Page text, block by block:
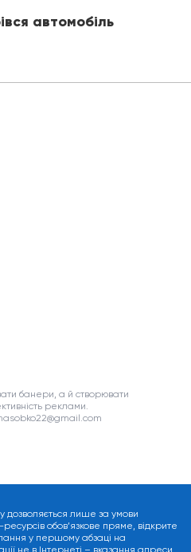
автомобіль
банери, а й створювати
реклами.
дозволяється лише за умови
обов’язкове пряме, відкрите
у першому абзаці на
не в Інтернеті – вказання адреси